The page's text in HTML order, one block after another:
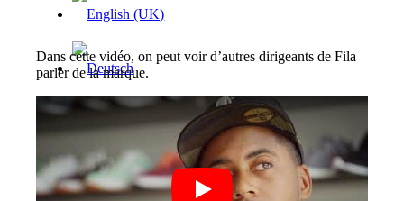
Dans cette vidéo, on peut voir d’autres dirigeants de Fila
parler de la marque.